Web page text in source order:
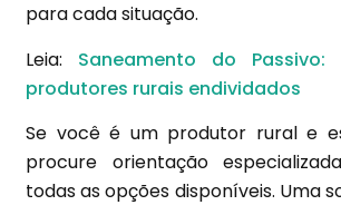
para cada situação.
Leia: Saneamento do
produtores rurais endividados
Se você é um produtor rural e
procure orientação
todas as opções disponíveis. Uma